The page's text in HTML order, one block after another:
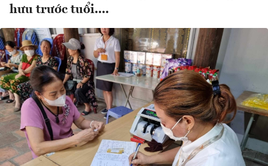
hưu trước tuổi....